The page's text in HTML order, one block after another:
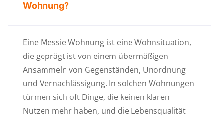
Wohnung?
Eine Messie Wohnung ist eine Wohnsituation,
die geprägt ist von einem übermäßigen
Ansammeln von Gegenständen, Unordnung
und Vernachlässigung. In solchen Wohnungen
türmen sich oft Dinge, die keinen klaren
Nutzen mehr haben, und die Lebensqualität